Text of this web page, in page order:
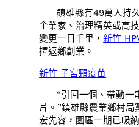
鎮雄縣有49萬人持
企業家、治理精英或高
變更一日千里，新竹
擇返鄉創業。
新竹 子宮頸疫苗
“引回一個、帶動一
片。”鎮雄縣農業鄉村局
宏先容，園區一期已吸